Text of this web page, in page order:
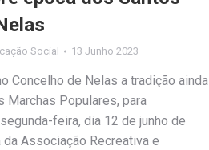
Social 13 Junho 2023
Concelho de Nelas a tradição ainda
Marchas Populares, para
feira, dia 12 de junho de
Associação Recreativa e